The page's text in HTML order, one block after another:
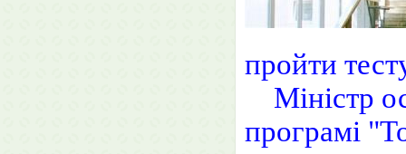
пройти
Міністр
програмі